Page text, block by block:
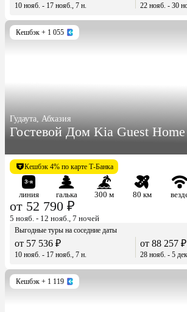
10 нояб. - 17 нояб., 7 н. 22 нояб. - 30
Кешбэк + 1 055
Гудаута, Абхазия
Гостевой Дом Kia Guest Home
Кешбэк 4% по карте Т-Банка
линия галька 300 м 80 км
от 52 790 ₽
5 нояб. - 12 нояб., 7 ночей
Выгодные туры на соседние даты
от 57 536 ₽
10 нояб. - 17 нояб., 7 н.
от 88 257 ₽
28 нояб. - 5
Кешбэк + 1 119